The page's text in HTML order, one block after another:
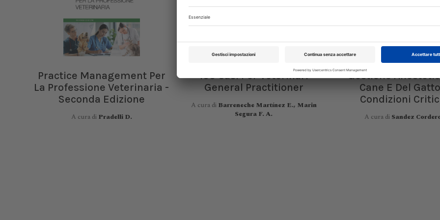
Practice Management Per
La Professione Veterinaria -
Seconda Edizione
A cura di Pradelli D.
100 Casi Per Veterinari
General Practitioner
A cura di Barreneche Martínez E., Marin
Segura F. A.
Gestione
Cane E Del
Condizioni
A cura di Sandez